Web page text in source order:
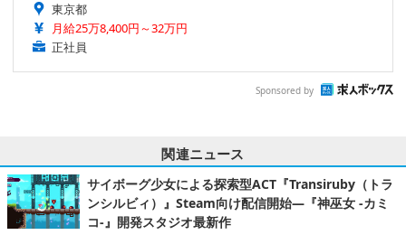
東京都
月給25万8,400円～32万円
正社員
Sponsored by
関連ニュース
サイボーグ少女による探索型ACT『Transiruby（トラ
ンシルビィ）』Steam向け配信開始―『神巫女 -カミ
コ-』開発スタジオ最新作